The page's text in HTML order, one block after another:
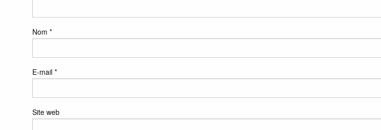
Nom *
E-mail *
Site web